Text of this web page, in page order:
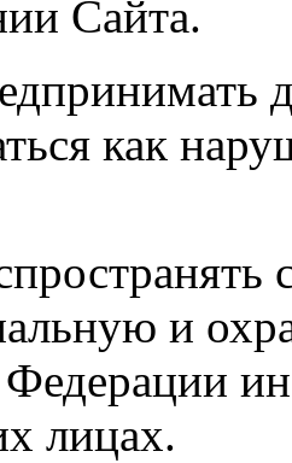
Сайта.
как
и
Федерации
лицах.